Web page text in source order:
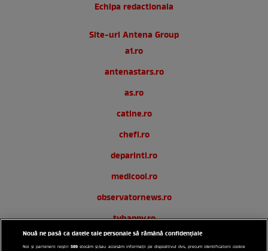
Echipa redactionala
Site-uri Antena Group
a1.ro
antenastars.ro
as.ro
catine.ro
chefi.ro
deparinti.ro
medicool.ro
observatornews.ro
tvhappy.ro
useit.ro
Nouă ne pasă ca datele tale personale să rămână confidențiale
Noi și partenerii noștri589 stocăm și/sau accesăm informații pe dispozitivul dvs., precum identificatorii cookie